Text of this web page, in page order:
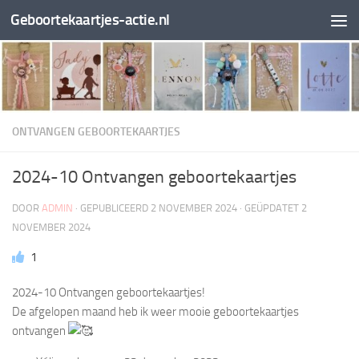
Doorgaan naar inhoud
Geboortekaartjes-actie.nl
ONTVANGEN GEBOORTEKAARTJES
2024-10 Ontvangen geboortekaartjes
DOOR ADMIN · GEPUBLICEERD 2 NOVEMBER 2024 · GEÜPDATET 2
NOVEMBER 2024
1
2024-10 Ontvangen geboortekaartjes!
De afgelopen maand heb ik weer mooie geboortekaartjes
ontvangen